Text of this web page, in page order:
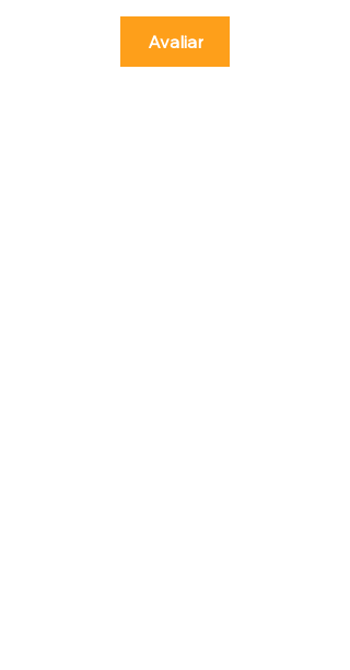
Avaliar